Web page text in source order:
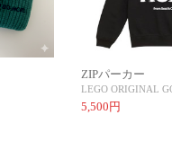
ZIPパーカー
LEGO ORIGINAL
5,500円